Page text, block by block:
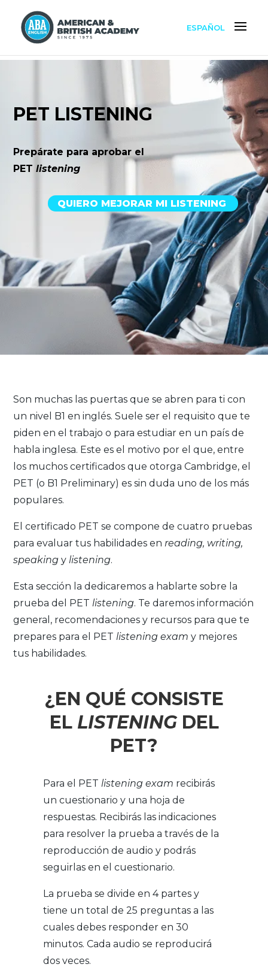
ESPAÑOL
PET LISTENING
Prepárate para aprobar el
PETlistening
QUIERO MEJORAR MI LISTENING
Son muchas las puertas que se abren para ti con
un nivel B1 en inglés. Suele ser el requisito que te
piden en el trabajo o para estudiar en un país de
habla inglesa. Este es el motivo por el que, entre
los muchos certificados que otorga Cambridge, el
PET (o B1 Preliminary) es sin duda uno de los más
populares.
El certificado PET se compone de cuatro pruebas
para evaluar tus habilidades enreading, writing,
speakingy listening.
Esta sección la dedicaremos a hablarte sobre la
prueba del PETlistening. Te daremos información
general, recomendaciones y recursos para que te
prepares para el PETlistening exam y mejores
tus habilidades.
¿EN QUÉ CONSISTE
EL LISTENINGDEL
PET?
Para el PET listening exam recibirás
un cuestionario y una hoja de
respuestas. Recibirás las indicaciones
para resolver la prueba a través de la
reproducción de audio y podrás
seguirlas en el cuestionario.
La prueba se divide en 4 partes y
tiene un total de 25 preguntas a las
cuales debes responder en 30
minutos. Cada audio se reproducirá
dos veces.